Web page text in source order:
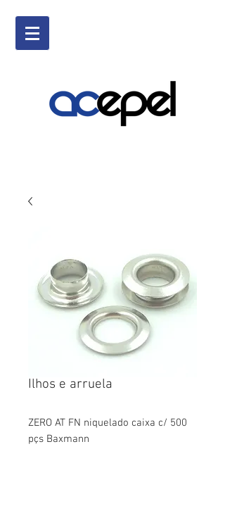
Ilhos e arruela
ZERO AT FN niquelado caixa c/ 500
pçs Baxmann